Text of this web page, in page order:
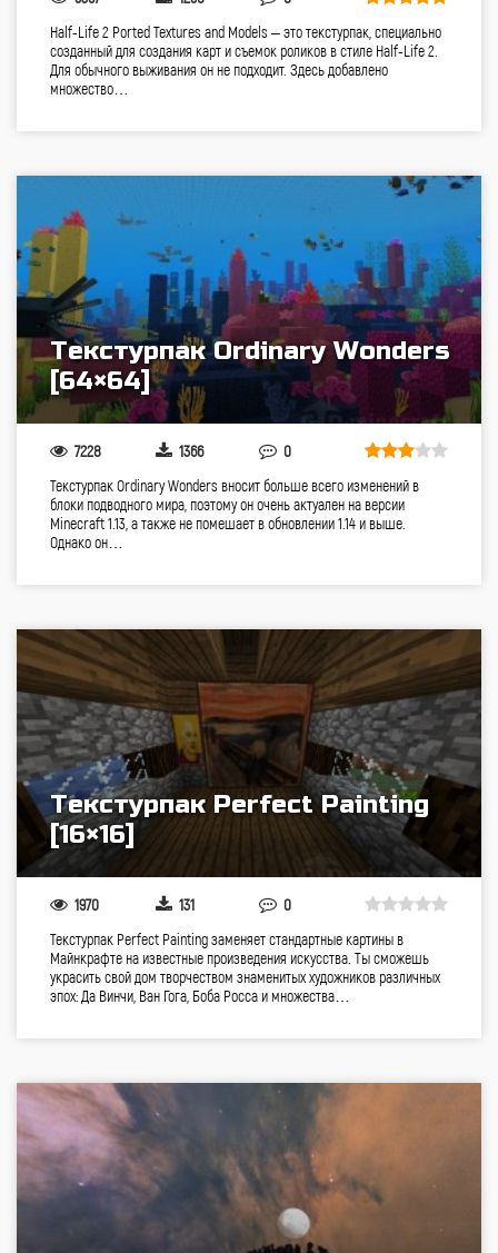
Half-Life 2 Ported Textures and Models – это текстурпак, специально
созданный для создания карт и съемок роликов в стиле Half-Life 2.
Для обычного выживания он не подходит. Здесь добавлено
множество…
Текстурпак Ordinary Wonders
[64×64]
7228 1366 0
Текстурпак Ordinary Wonders вносит больше всего изменений в
блоки подводного мира, поэтому он очень актуален на версии
Minecraft 1.13, а также не помешает в обновлении 1.14 и выше.
Однако он…
Текстурпак Perfect Painting
[16×16]
1970 131 0
Текстурпак Perfect Painting заменяет стандартные картины в
Майнкрафте на известные произведения искусства. Ты сможешь
украсить свой дом творчеством знаменитых художников различных
эпох: Да Винчи, Ван Гога, Боба Росса и множества…